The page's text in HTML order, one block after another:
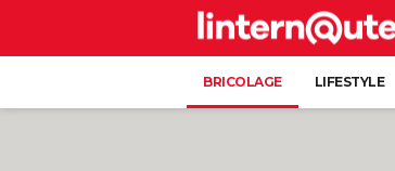
BRICOLAGE LIFESTYLE